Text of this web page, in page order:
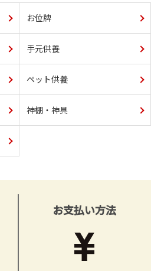
お位牌
手元供養
ペット供養
神棚・神具
お支払い方法